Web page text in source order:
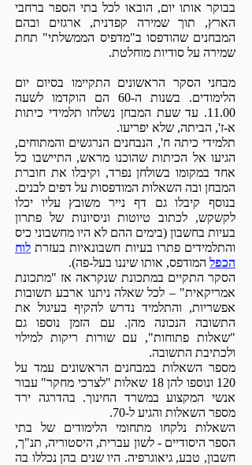
בבוקר אותו יום, הובאו לכל בתי הספר ברחבי
הארץ, תוך שמירה קפדנית, ארגזים ובהם
המבחנים שהודפסו ב"מדפיס הממשלתי" תחת
שמירה על סודיות מוחלטת.
מבחני הסקר הראשונים התקיימו בסיום יום
הלימודים. בשנות ה-60 הם הוקדמו לשעה
11.00. עד שעת המבחן נשלחו תלמידי כיתות
א-ז', הביתה, שלא יפריעו.
תלמידי כיתה ח', הנבחנים הנרגשים והמתוחים,
הגיעו אל הכיתות שהוכנו מראש, התיישבו כל
אחד במקומו בשולחן נפרד, וקיבלו את חוברת
המבחן ובה השאלות המודפסות על דפים לבנים.
בנוסף קיבלו גם דף נייר משובץ עליו יכלו
לקשקש, לכתוב טיוטות וניסיונות של פתרון
בעיות בחשבון (בימים ההם לא היו מחשבוני כיס
והתלמידים פתרו בעיות חשבונאיות בעזרת לוח
הכפל המודפס, אותו שיננו בעל-פה).
הסקר התקיים במתכונת שנקראה אז "מתכונת
אמריקאית" – לכל שאלה ניתנו ארבע תשובות
אפשריות, והתלמיד נדרש להקיף בעיגול את
התשובה הנכונה מהן. עם הזמן נוספו גם
"שאלות פתוחות", עם שורות ריקות למילוי
ולכתיבת התשובה.
מספר השאלות במבחנים הראשונים עמד על
120 ונוספו להן 18 שאלות "לצרכי מחקר" עבור
אנשי המקצוע במשרד החינוך. בהדרגה ירד
מספר השאלות והגיע ל-70.
השאלות נלקחו מתחומי הלימודים של בתי
הספר היסודיים - לשון עברית, היסטוריה, תנ"ך,
חשבון, טבע, גיאוגרפיה. היו שנים בהן נכללו בה